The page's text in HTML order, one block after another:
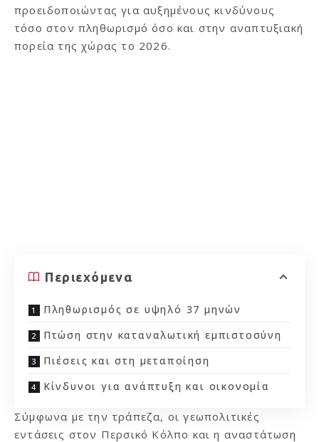
προειδοποιώντας για αυξημένους κινδύνους
τόσο στον πληθωρισμό όσο και στην αναπτυξιακή
πορεία της χώρας το 2026.
Περιεχόμενα
Πληθωρισμός σε υψηλό 37 μηνών
Πτώση στην καταναλωτική εμπιστοσύνη
Πιέσεις και στη μεταποίηση
Κίνδυνοι για ανάπτυξη και οικονομία
Σύμφωνα με την τράπεζα, οι γεωπολιτικές
εντάσεις στον Περσικό Κόλπο και η αναστάτωση